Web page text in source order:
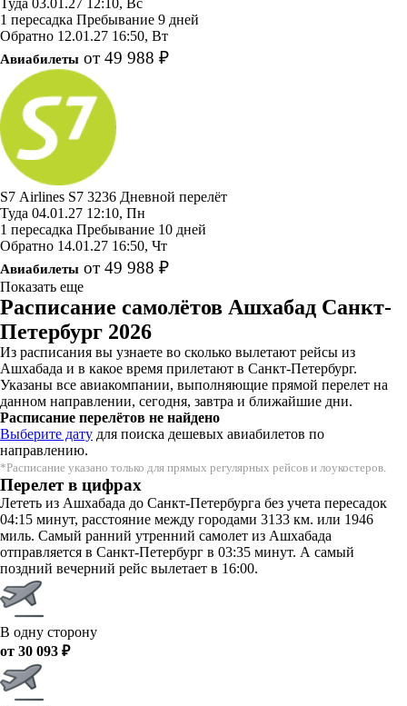
1 пересадка Пребывание 9 дней
Обратно 12.01.27 16:50, Вт
Авиабилеты от 49 988 ₽
S7 Airlines S7 3236 Дневной перелёт
Туда 04.01.27 12:10, Пн
1 пересадка Пребывание 10 дней
Обратно 14.01.27 16:50, Чт
Авиабилеты от 49 988 ₽
Показать еще
Расписание самолётов Ашхабад Санкт-
Петербург 2026
Из расписания вы узнаете во сколько вылетают рейсы из
Ашхабада и в какое время прилетают в Санкт-Петербург.
Указаны все авиакомпании, выполняющие прямой перелет на
данном направлении, сегодня, завтра и ближайшие дни.
Расписание перелётов не найдено
Выберите дату для поиска дешевых авиабилетов по
направлению.
*Расписание указано только для прямых регулярных рейсов и лоукостеров.
Перелет в цифрах
Лететь из Ашхабада до Санкт-Петербурга без учета пересадок
04:15 минут, расстояние между городами 3133 км. или 1946
миль. Самый ранний утренний самолет из Ашхабада
отправляется в Санкт-Петербург в 03:35 минут. А самый
поздний вечерний рейс вылетает в 16:00.
В одну сторону
от 30 093 ₽